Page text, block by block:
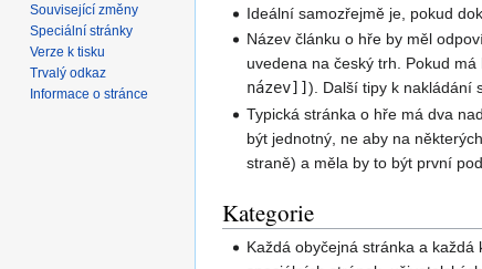
Ideální samozřejmě je, pokud
Název článku o hře by měl
uvedena na český trh. Pokud
název]]). Další tipy k nakládání
Typická stránka o hře má dva
být jednotný, ne aby na
straně) a měla by to být první
Kategorie
Každá obyčejná stránka a
Související změny
Speciální stránky
Verze k tisku
Trvalý odkaz
Informace o stránce